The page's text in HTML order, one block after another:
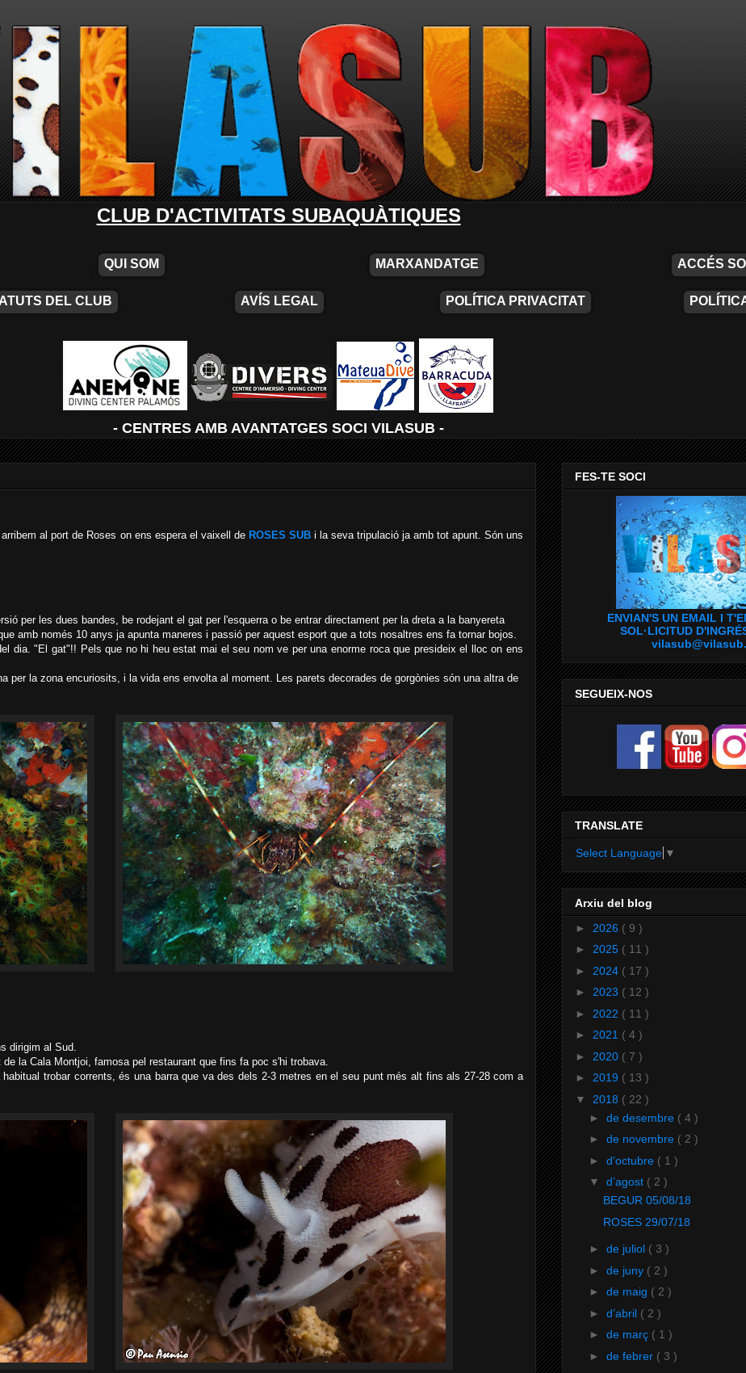
CLUB D'ACTIVITATS SUBAQUÀTIQUES
QUI SOM MARXANDATGE ACCÉS
DEL CLUB AVÍS LEGAL POLÍTICA PRIVACITAT
- CENTRES AMB AVANTATGES SOCI VILASUB -
al port de Roses on ens espera el vaixell de ROSES SUBi la seva tripulació ja amb tot apunt. Són uns
per les dues bandes, be rodejant el gat per l'esquerra o be entrar directament per la dreta a la banyereta
amb només 10 anys ja apunta maneres i passió per aquest esport que a tots nosaltres ens fa tornar bojos.
dia. "El gat"!! Pels que no hi heu estat mai el seu nom ve per una enorme roca que presideix el lloc on ens
per la zona encuriosits, i la vida ens envolta al moment. Les parets decorades de gorgònies són una altra de
dirigim al Sud.
la Cala Montjoi, famosa pel restaurant que fins fa poc s'hi trobava.
trobar corrents, és una barra que va des dels 2-3 metres en el seu punt més alt fins als 27-28 com a
FES-TE SOCI
ENVIAN'S UN EMAIL I
SOL·LICITUD
SEGUEIX-NOS
TRANSLATE
Select Language ▼
Arxiu del blog
► 2026 ( 9 )
► 2025 ( 11 )
► 2024 ( 17 )
► 2023 ( 12 )
► 2022 ( 11 )
► 2021 ( 4 )
► 2020 ( 7 )
► 2019 ( 13 )
▼ 2018 ( 22 )
► de desembre ( 4 )
► de novembre ( 2 )
► d’octubre ( 1 )
▼ d’agost ( 2 )
BEGUR 05/08/18
ROSES 29/07/18
► de juliol ( 3 )
► de juny ( 2 )
► de maig ( 2 )
► d’abril ( 2 )
► de març ( 1 )
► de febrer ( 3 )